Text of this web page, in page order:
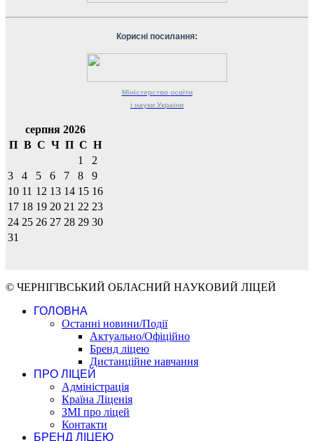
Корисні посилання:
Міністерство освіти
і науки України
серпня 2026
П В С Ч П С Н
1
2
3
4 5 6 7 8
9
10 11 12 13 14 15 16
17 18 19 20 21 22 23
24 25 26 27 28 29 30
31
© ЧЕРНІГІВСЬКИЙ ОБЛАСНИЙ НАУКОВИЙ ЛІЦЕЙ
ГОЛОВНА
Останні новини/Події
Актуально/Офіційно
Бренд ліцею
Дистанційне навчання
ПРО ЛІЦЕЙ
Адміністрація
Країна Ліценія
ЗМІ про ліцей
Контакти
БРЕНД ЛІЦЕЮ